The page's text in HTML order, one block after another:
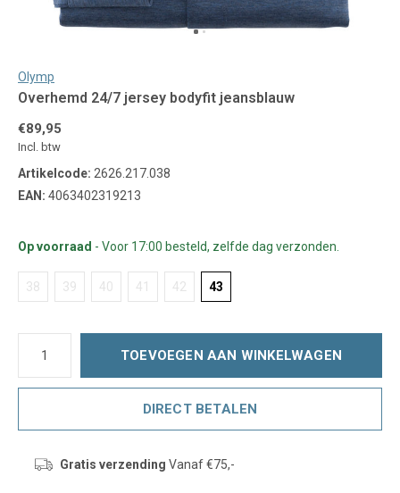
Olymp
Overhemd 24/7 jersey bodyfit jeansblauw
€89,95
Incl. btw
Artikelcode: 2626.217.038
EAN: 4063402319213
Op voorraad - Voor 17:00 besteld, zelfde dag verzonden.
38 39 40 41 42 43
TOEVOEGEN AAN WINKELWAGEN
DIRECT BETALEN
Gratis verzending Vanaf €75,-